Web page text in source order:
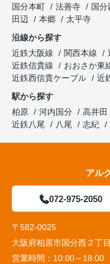
国分本町
法善寺 国分
田辺
本郷
太平寺
沿線から探す
近鉄大阪線
関西本線
近鉄信貴線
おおさか東
近鉄西信貴ケーブル
近
駅から探す
柏原
河内国分 高井田
近鉄八尾
八尾 志紀
アル
072-975-2050
〒582-0025
大阪府柏原市国分西２丁
営業時間： 10:00～18:00